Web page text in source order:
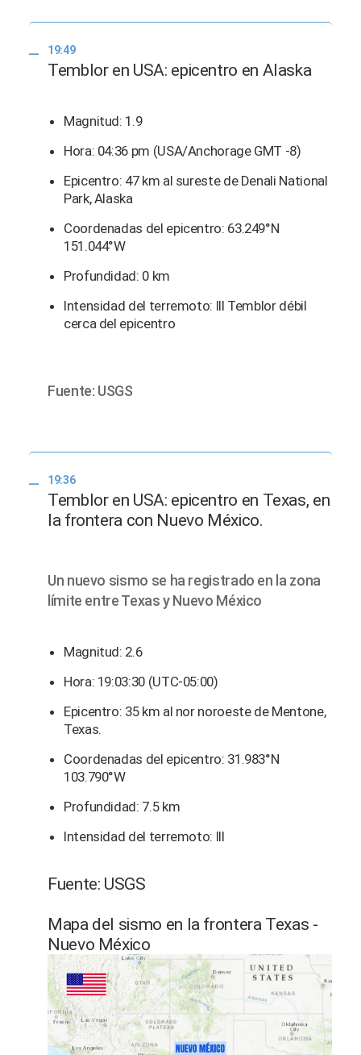
19:49
Temblor en USA: epicentro en Alaska
Magnitud: 1.9
Hora: 04:36 pm (USA/Anchorage GMT -8)
Epicentro: 47 km al sureste de Denali National
Park, Alaska
Coordenadas del epicentro: 63.249°N
151.044°W
Profundidad: 0 km
Intensidad del terremoto: III Temblor débil
cerca del epicentro
Fuente: USGS
19:36
Temblor en USA: epicentro en Texas, en
la frontera con Nuevo México.
Un nuevo sismo se ha registrado en la zona
límite entre Texas y Nuevo México
Magnitud: 2.6
Hora: 19:03:30 (UTC-05:00)
Epicentro: 35 km al nor noroeste de Mentone,
Texas.
Coordenadas del epicentro: 31.983°N
103.790°W
Profundidad: 7.5 km
Intensidad del terremoto: III
Fuente: USGS
Mapa del sismo en la frontera Texas -
Nuevo México